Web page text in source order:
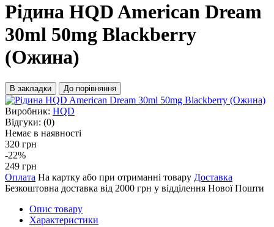
Рідина HQD American Dream
30ml 50mg Blackberry
(Ожина)
В закладки До порівняння
Виробник: HQD
Відгуки: (0)
Немає в наявності
320 грн
-22%
249 грн
Оплата На картку або при отриманні товару Доставка
Безкоштовна доставка від 2000 грн у відділення Нової Пошти
Опис товару
Характеристики